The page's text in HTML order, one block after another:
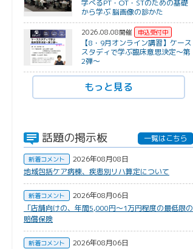
学べるPT・OT・STのための基礎
から学ぶ 脳画像の診かた
2026.08.08開催
【8・9月オンライン講習】ケース
スタディで学ぶ臨床意思決定〜第
2弾〜
もっと見る
話題の掲示板 一覧はこちら
新着コメント
2026年08月08日
地域包括ケア病棟、疾患別リハ算定について
新着コメント
2026年08月06日
​「店舗向けの、年間5,000円〜1万円程度の最低限の
賠償保険
新着コメント
2026年08月06日